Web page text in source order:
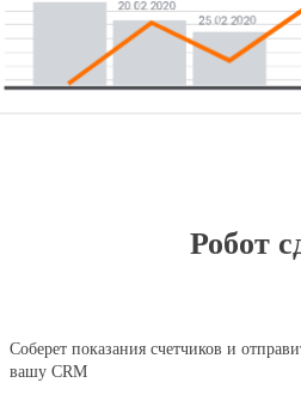
Робот
Соберет показания счетчиков и
вашу CRM